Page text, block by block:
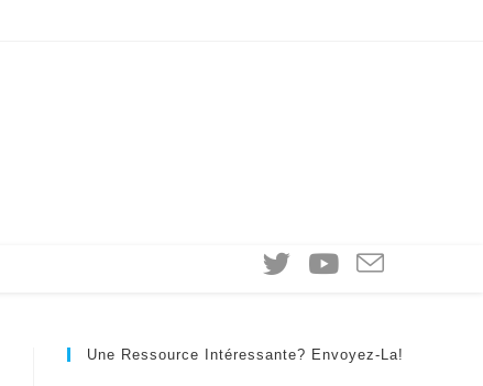
Une Ressource Intéressante? Envoyez-La!